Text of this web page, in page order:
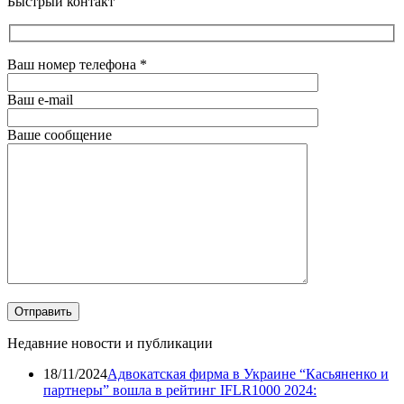
Ваш номер телефона *
Ваш e-mail
Ваше сообщение
Недавние новости и публикации
18/11/2024Адвокатская фирма в Украине “Касьяненко и
партнеры” вошла в рейтинг IFLR1000 2024: